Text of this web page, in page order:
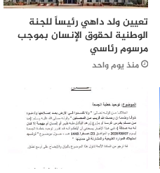
تعيين ولد داهي رئيساً للجنة
الوطنية لحقوق الإنسان بموجب
مرسوم رئاسي
منذ يوم واحد